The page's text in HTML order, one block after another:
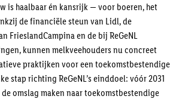
is haalbaar én kansrijk — voor boeren, het
de financiële steun van Lidl, de
FrieslandCampina en de bij ReGeNL
kunnen melkveehouders nu concreet
praktijken voor een toekomstbestendige
stap richting ReGeNL’s einddoel: vóór 2031
omslag maken naar toekomstbestendige